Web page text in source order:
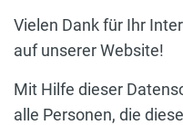
Vielen Dank für Ihr
auf unserer Website!
Mit Hilfe dieser
alle Personen, die